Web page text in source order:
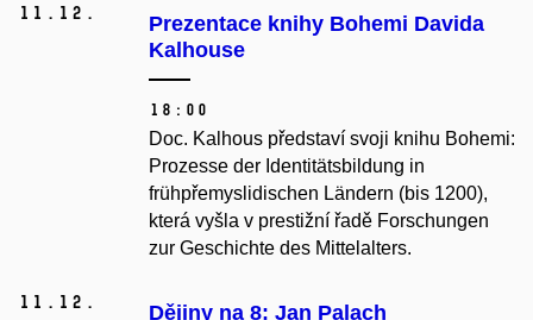
11. 12.
Prezentace knihy Bohemi Davida
Kalhouse
18:00
Doc. Kalhous představí svoji knihu Bohemi:
Prozesse der Identitätsbildung in
frühpřemyslidischen Ländern (bis 1200),
která vyšla v prestižní řadě Forschungen
zur Geschichte des Mittelalters.
11. 12. Dějiny na 8: Jan Palach